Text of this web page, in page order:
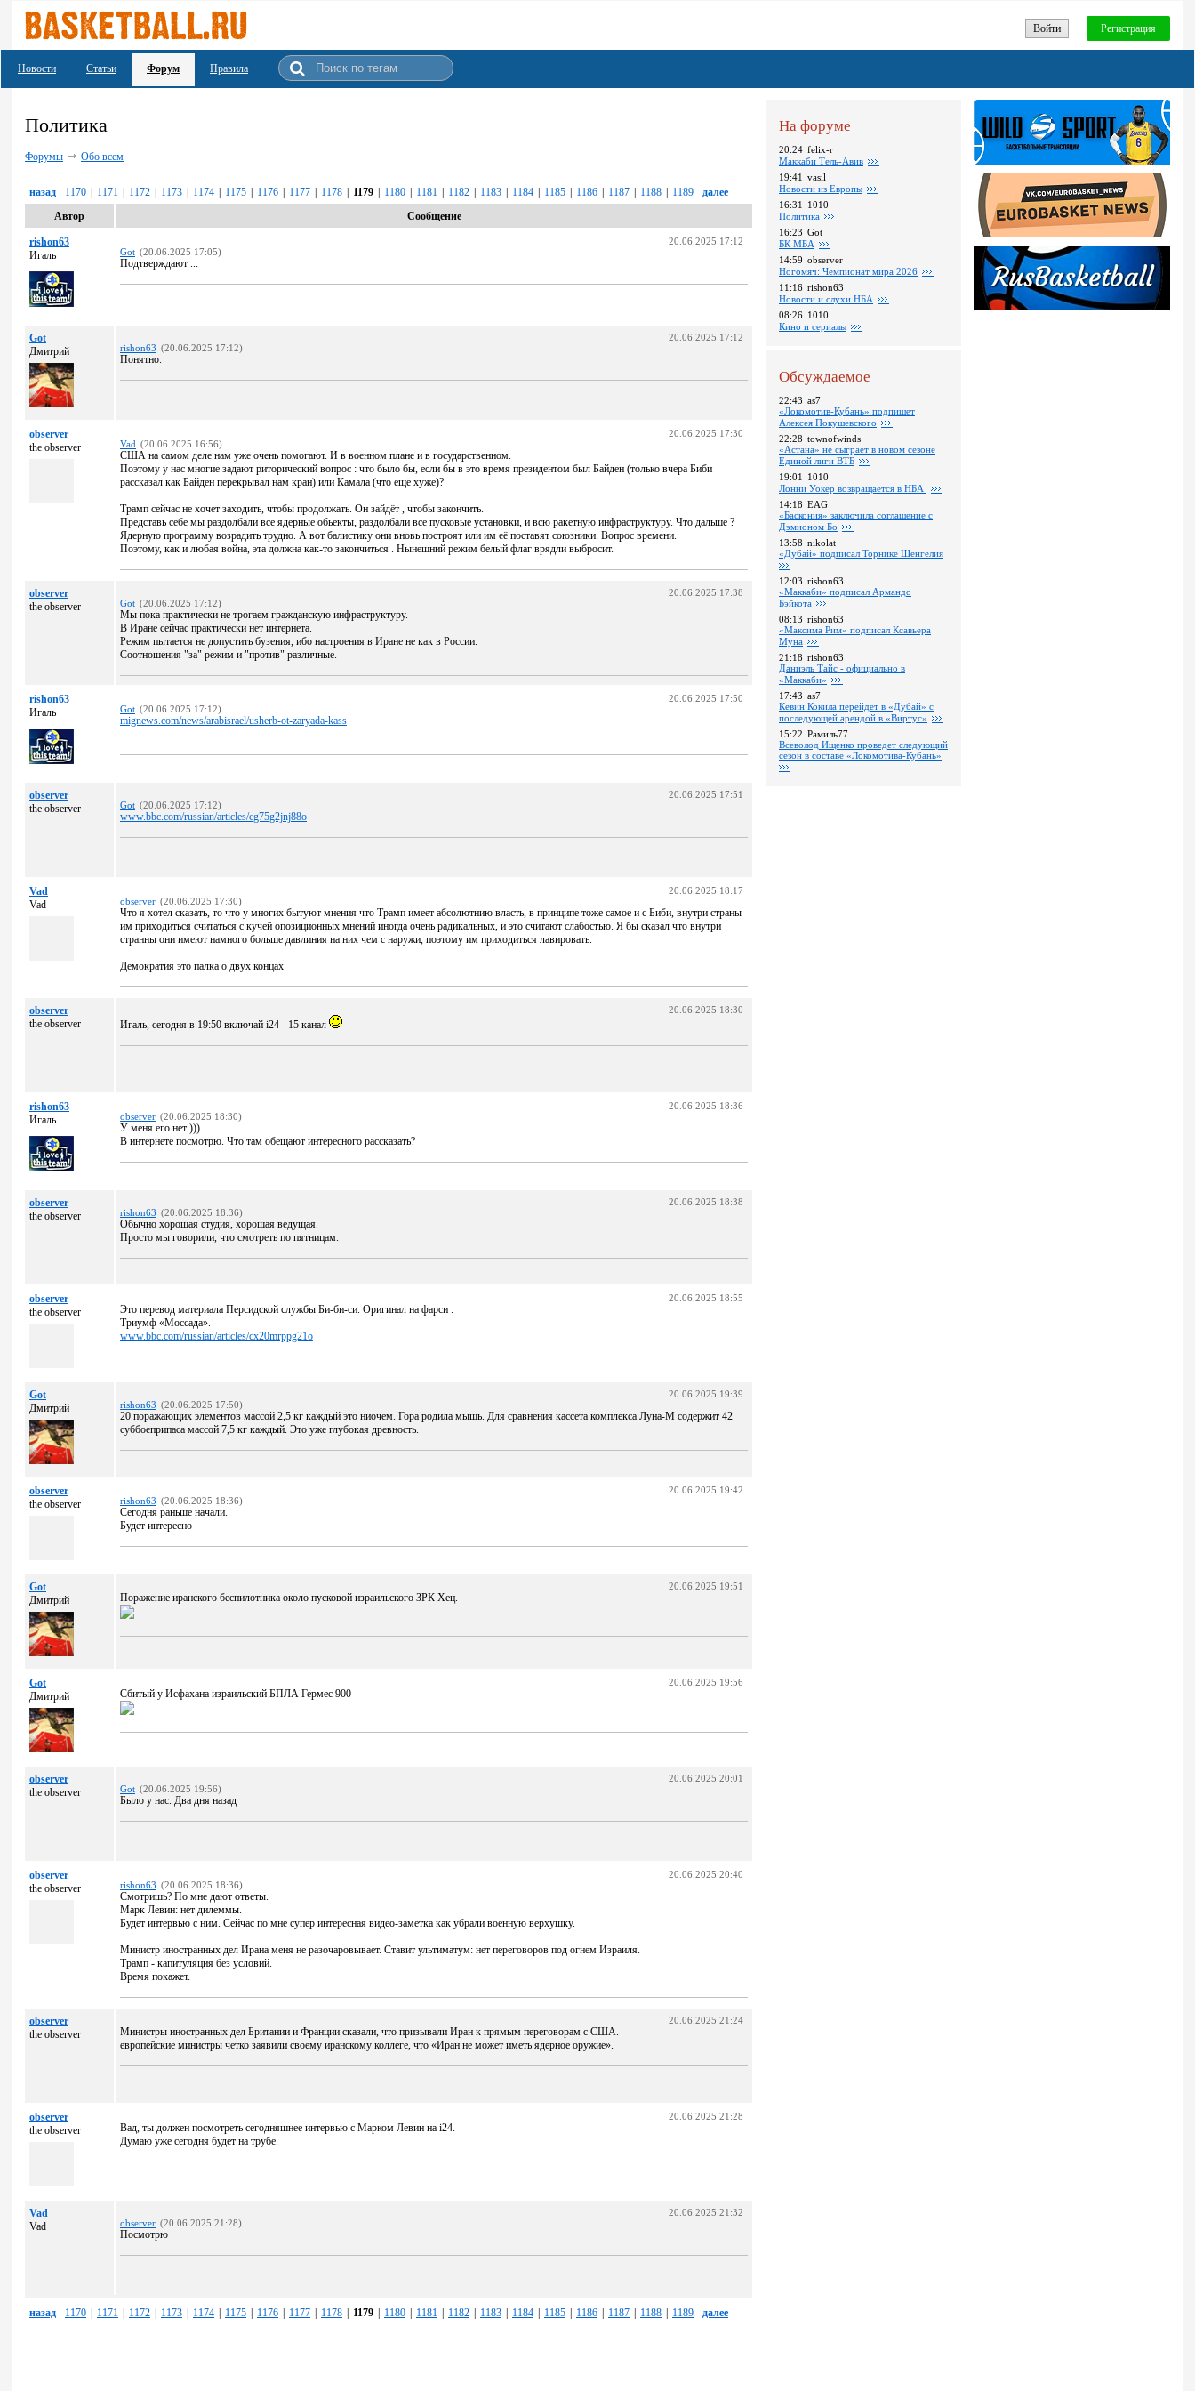
Войти Регистрация
Новости Статьи Форум Правила
Политика
Форумы Обо всем
назад 1170 1171 1172 1173 1174 1175 1176 1177 1178 1179 1180 1181 1182 1183 1184 1185 1186 1187 1188 1189
далее
Автор
Сообщение
rishon63
Игаль
20.06.2025 17:12
Got (20.06.2025 17:05)
Подтверждают ...
Got
Дмитрий
20.06.2025 17:12
rishon63 (20.06.2025 17:12)
Понятно.
observer
the observer
20.06.2025 17:30
Vad (20.06.2025 16:56)
США на самом деле нам уже очень помогают. И в военном плане и в государственном.
Поэтому у нас многие задают риторический вопрос : что было бы, если бы в это время президентом был Байден (только вчера Биби
рассказал как Байден перекрывал нам кран) или Камала (что ещё хуже)?
Трамп сейчас не хочет заходить, чтобы продолжать. Он зайдёт , чтобы закончить.
Представь себе мы раздолбали все ядерные обьекты, раздолбали все пусковые установки, и всю ракетную инфраструктуру. Что дальше ?
Ядерную программу возрадить трудно. А вот балистику они вновь построят или им её поставят союзники. Вопрос времени.
Поэтому, как и любая война, эта должна как-то закончиться . Нынешний режим белый флаг врядли выбросит.
observer
the observer
20.06.2025 17:38
Got (20.06.2025 17:12)
Мы пока практически не трогаем гражданскую инфраструктуру.
В Иране сейчас практически нет интернета.
Режим пытается не допустить бузения, ибо настроения в Иране не как в России.
Соотношения "за" режим и "против" различные.
rishon63
Игаль
20.06.2025 17:50
Got (20.06.2025 17:12)
mignews.com/news/arabisrael/usherb-ot-zaryada-kass
observer
the observer
20.06.2025 17:51
Got (20.06.2025 17:12)
www.bbc.com/russian/articles/cg75g2jnj88o
Vad
Vad
20.06.2025 18:17
observer (20.06.2025 17:30)
Что я хотел сказать, то что у многих бытуют мнения что Трамп имеет абсолютнию власть, в принципе тоже самое и с Биби, внутри страны
им приходиться считаться с кучей опозиционных мнений иногда очень радикальных, и это считают слабостью. Я бы сказал что внутри
странны они имеют намного больше давлиния на них чем с наружи, поэтому им приходиться лавировать.
Демократия это палка о двух концах
observer
the observer
20.06.2025 18:30
Игаль, сегодня в 19:50 включай i24 - 15 канал
rishon63
Игаль
20.06.2025 18:36
observer (20.06.2025 18:30)
У меня его нет )))
В интернете посмотрю. Что там обещают интересного рассказать?
observer
the observer
20.06.2025 18:38
rishon63 (20.06.2025 18:36)
Обычно хорошая студия, хорошая ведущая.
Просто мы говорили, что смотреть по пятницам.
observer
the observer
20.06.2025 18:55
Это перевод материала Персидской службы Би-би-си. Оригинал на фарси .
Триумф «Моссада».
www.bbc.com/russian/articles/cx20mrppg21o
Got
Дмитрий
20.06.2025 19:39
rishon63 (20.06.2025 17:50)
20 поражающих элементов массой 2,5 кг каждый это ниочем. Гора родила мышь. Для сравнения кассета комплекса Луна-М содержит 42
суббоеприпаса массой 7,5 кг каждый. Это уже глубокая древность.
observer
the observer
20.06.2025 19:42
rishon63 (20.06.2025 18:36)
Сегодня раньше начали.
Будет интересно
Got
Дмитрий
20.06.2025 19:51
Поражение иранского беспилотника около пусковой израильского ЗРК Хец.
Got
Дмитрий
20.06.2025 19:56
Сбитый у Исфахана израильский БПЛА Гермес 900
observer
the observer
20.06.2025 20:01
Got (20.06.2025 19:56)
Было у нас. Два дня назад
observer
the observer
20.06.2025 20:40
rishon63 (20.06.2025 18:36)
Смотришь? По мне дают ответы.
Марк Левин: нет дилеммы.
Будет интервью с ним. Сейчас по мне супер интересная видео-заметка как убрали военную верхушку.
Министр иностранных дел Ирана меня не разочаровывает. Ставит ультиматум: нет переговоров под огнем Израиля.
Трамп - капитуляция без условий.
Время покажет.
observer
the observer
20.06.2025 21:24
Министры иностранных дел Британии и Франции сказали, что призывали Иран к прямым переговорам с США.
eвропейские министры четко заявили своему иранскому коллеге, что «Иран не может иметь ядерное оружие».
observer
the observer
20.06.2025 21:28
Вад, ты должен посмотреть сегодняшнее интервью с Марком Левин на i24.
Думаю уже сегодня будет на трубе.
Vad
Vad
20.06.2025 21:32
observer (20.06.2025 21:28)
Посмотрю
назад 1170 1171 1172 1173 1174 1175 1176 1177 1178 1179 1180 1181 1182 1183 1184 1185 1186 1187 1188 1189 далее
На форуме
20:24 felix-r
Маккаби Тель-Авив
19:41 vasil
Новости из Европы
16:31
1010
Политика
16:23 Got
БК МБА
14:59 observer
Ногомяч: Чемпионат мира 2026
11:16 rishon63
Новости и слухи НБА
08:26 1010
Кино и сериалы
Обсуждаемое
22:43 as7
«Локомотив-Кубань» подпишет
Алексея Покушевского
22:28 townofwinds
«Астана» не сыграет в новом сезоне
Единой лиги ВТБ
19:01
1010
Лонни Уокер возвращается в НБА
14:18 EAG
«Баскония» заключила соглашение с
Дэмионом Бо
13:58 nikolat
«Дубай» подписал Торнике Шенгелия
12:03 rishon63
«Маккаби» подписал Армандо
Бэйкота
08:13 rishon63
«Максима Рим» подписал Ксавьера
Муна
21:18 rishon63
Даниэль Тайс - официально в
«Маккаби»
17:43 as7
Кевин Кокила перейдет в «Дубай» с
последующей арендой в «Виртус»
15:22 Рамиль77
Всеволод Ищенко проведет следующий
сезон в составе «Локомотива-Кубань»